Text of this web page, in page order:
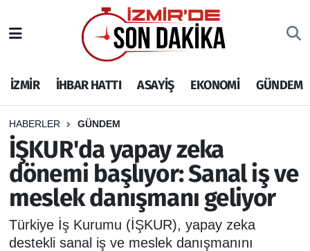
İZMİR İHBAR HATTI ASAYİŞ EKONOMİ GÜNDEM
HABERLER GÜNDEM
İŞKUR'da yapay zeka
dönemi başlıyor: Sanal iş ve
meslek danışmanı geliyor
Türkiye İş Kurumu (İŞKUR), yapay zeka
destekli sanal iş ve meslek danışmanını
İHBAR HATTI
DEPREM
GENEL
EKONOMİ
SİYASET
İzmir Nöbetçi Eczaneler
İzmir Hava Durumu
İzmir Namaz Vakitleri
İzmir Trafik Yoğunluk Haritası
Puan Durumu ve Fikstür
Tüm Manşetler